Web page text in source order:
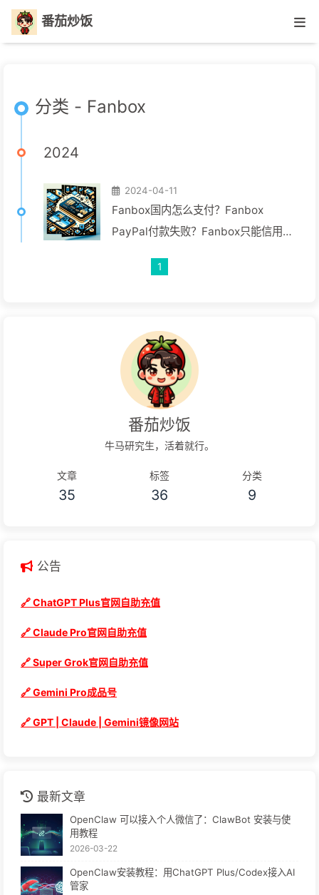
番茄炒饭
分类 - Fanbox
2024
2024-04-11
Fanbox国内怎么支付？Fanbox
PayPal付款失败？Fanbox只能信用卡
1
番茄炒饭
牛马研究生，活着就行。
文章
35
标签
36
分类
9
公告
🔗 ChatGPT Plus官网自助充值
🔗 Claude Pro官网自助充值
🔗 Super Grok官网自助充值
🔗 Gemini Pro成品号
🔗 GPT | Claude | Gemini镜像网站
最新文章
OpenClaw 可以接入个人微信了：ClawBot 安装与使
用教程
2026-03-22
OpenClaw安装教程：用ChatGPT Plus/Codex接入AI
管家